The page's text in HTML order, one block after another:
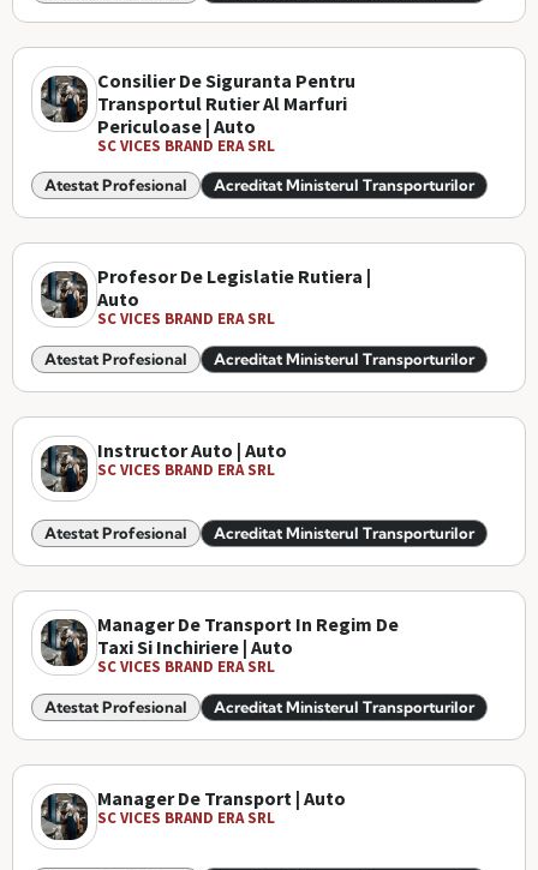
Consilier De Siguranta Pentru
Transportul Rutier Al Marfuri
Periculoase | Auto
SC VICES BRAND ERA SRL
Atestat Profesional Acreditat Ministerul Transporturilor
Profesor De Legislatie Rutiera |
Auto
SC VICES BRAND ERA SRL
Atestat Profesional Acreditat Ministerul Transporturilor
Instructor Auto | Auto
SC VICES BRAND ERA SRL
Atestat Profesional Acreditat Ministerul Transporturilor
Manager De Transport In Regim De
Taxi Si Inchiriere | Auto
SC VICES BRAND ERA SRL
Atestat Profesional Acreditat Ministerul Transporturilor
Manager De Transport | Auto
SC VICES BRAND ERA SRL